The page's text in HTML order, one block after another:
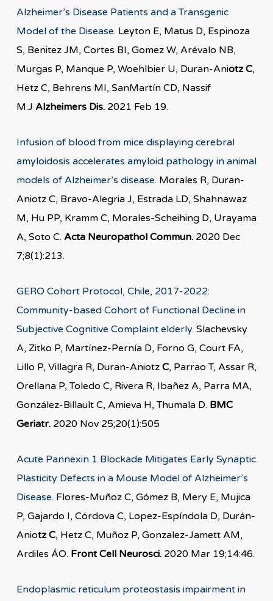
Alzheimer’s Disease Patients and a Transgenic
Model of the Disease. Leyton E, Matus D, Espinoza
S, Benitez JM, Cortes BI, Gomez W, Arévalo NB,
Murgas P, Manque P, Woehlbier U, Duran-Aniotz C,
Hetz C, Behrens MI, SanMartín CD, Nassif
M.J Alzheimers Dis.2021 Feb 19.
Infusion of blood from mice displaying cerebral
amyloidosis accelerates amyloid pathology in animal
models of Alzheimer’s disease. Morales R, Duran-
Aniotz C, Bravo-Alegria J, Estrada LD, Shahnawaz
M, Hu PP, Kramm C, Morales-Scheihing D, Urayama
A, Soto C. Acta Neuropathol Commun.2020 Dec
7;8(1):213.
GERO Cohort Protocol, Chile, 2017-2022:
Community-based Cohort of Functional Decline in
Subjective Cognitive Complaint elderly. Slachevsky
A, Zitko P, Martínez-Pernía D, Forno G, Court FA,
Lillo P, Villagra R, Duran-AniotzC, Parrao T, Assar R,
Orellana P, Toledo C, Rivera R, Ibañez A, Parra MA,
González-Billault C, Amieva H, Thumala D. BMC
Geriatr.2020 Nov 25;20(1):505
Acute Pannexin 1 Blockade Mitigates Early Synaptic
Plasticity Defects in a Mouse Model of Alzheimer’s
Disease. Flores-Muñoz C, Gómez B, Mery E, Mujica
P, Gajardo I, Córdova C, Lopez-Espíndola D, Durán-
Aniotz C, Hetz C, Muñoz P, Gonzalez-Jamett AM,
Ardiles ÁO. Front Cell Neurosci. 2020 Mar 19;14:46.
Endoplasmic reticulum proteostasis impairment in